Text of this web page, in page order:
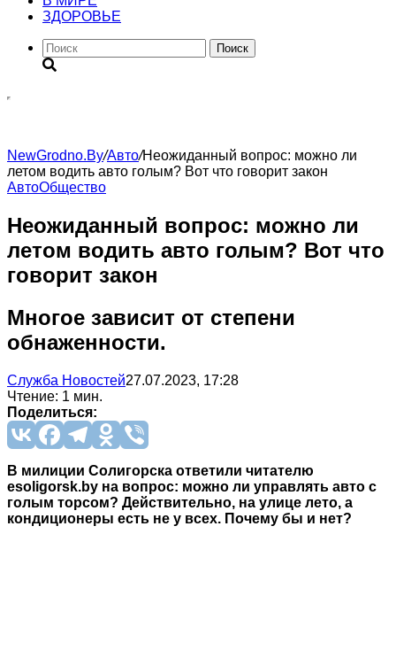
ЗДОРОВЬЕ
Поиск
NewGrodno.By/Авто/Неожиданный вопрос: можно ли
летом водить авто голым? Вот что говорит закон
АвтоОбщество
Неожиданный вопрос: можно ли
летом водить авто голым? Вот что
говорит закон
Многое зависит от степени
обнаженности.
Служба Новостей27.07.2023, 17:28
Чтение: 1 мин.
Поделиться:
В милиции Солигорска ответили читателю
esoligorsk.by на вопрос: можно ли управлять авто с
голым торсом? Действительно, на улице лето, а
кондиционеры есть не у всех. Почему бы и нет?